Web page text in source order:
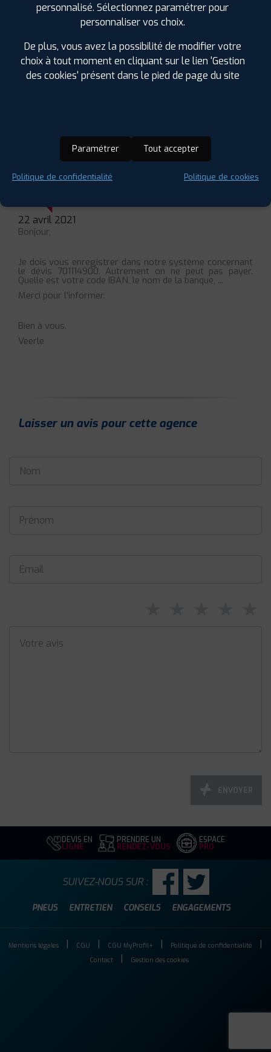
Accès Camping Car et véhicules utilitaires carrossés
AVIS DE NOS CLIENTS
⋆⋆⋆
Veerle D.
22 avril 2021
Bonjour,
Je dois vous enregistrer dans notre système concernant
le dévis 701114900. Autrement on ne peut pas payer.
Quelle est votre code IBAN, le nom de la banque, ...
Merci pour l'informer.
Bien à vous.
Veerle
Laisser un avis pour cette agence
ENVOYER
DEVIS EN
LIGNE
PRENDRE UN
RENDEZ-VOUS
ESPACE
PRO
PNEUS ENTRETIEN CONSEILS ENGAGEMENTS
SUIVEZ-NOUS SUR :
Mentions légales CGU CGU MyProfil+
Politique de confidentialité
Contact
Gestion des cookies
personnalisé. Sélectionnez paramétrer pour
personnaliser vos choix.
De plus, vous avez la possibilité de modifier votre
choix à tout moment en cliquant sur le lien 'Gestion
des cookies' présent dans le pied de page du site
Paramétrer Tout accepter
Politique de confidentialité Politique de cookies